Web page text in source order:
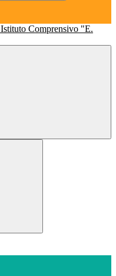
Istituto Comprensivo "E.